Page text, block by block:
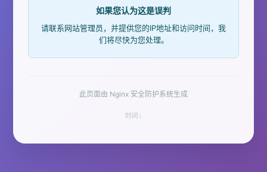
如果您认为这是误判
请联系网站管理员，并提供您的IP地址和访问时间，我
们将尽快为您处理。
此页面由 Nginx 安全防护系统生成
时间: